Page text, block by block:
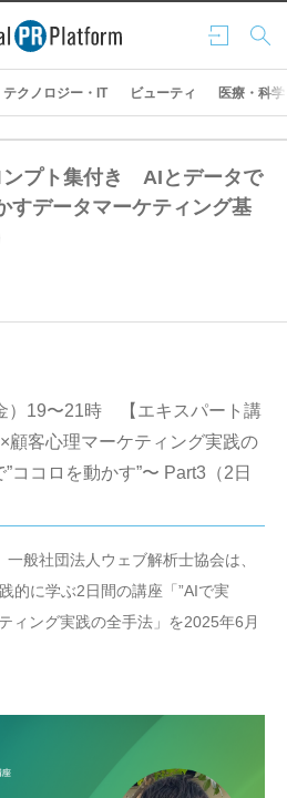
ログ
イン
検索
テクノロジー・IT ビューティ 医療・科学
ンプト集付き AIとデータで
すデータマーケティング基
）19〜21時 【エキスパート講
顧客心理マーケティング実践の
ココロを動かす”〜 Part3（2日
般社団法人ウェブ解析士協会は、
的に学ぶ2日間の講座「”AIで実
ィング実践の全手法」を2025年6月